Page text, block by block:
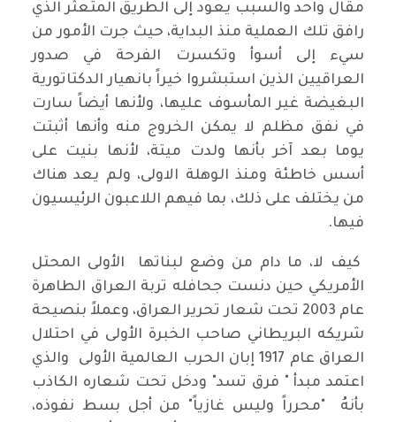
مقال واحد والسبب يعود إلى الطريق المتعثر الذي
رافق تلك العملية منذ البداية، حيث جرت الأمور من
سيء إلى أسوأ وتكسرت الفرحة في صدور
العراقيين الذين استبشروا خيراً بانهيار الدكتاتورية
البغيضة غير المأسوف عليها، ولأنها أيضاً سارت
في نفق مظلم لا يمكن الخروج منه وأنها أثبتت
يوما بعد آخر بأنها ولدت ميتة، لأنها بنيت على
أسس خاطئة ومنذ الوهلة الاولى، ولم يعد هناك
من يختلف على ذلك، بما فيهم اللاعبون الرئيسيون
فيها.
كيف لا، ما دام من وضع لبناتها الأولى المحتل
الأمريكي حين دنست جحافله تربة العراق الطاهرة
عام 2003 تحت شعار تحرير العراق، وعملاً بنصيحة
شريكه البريطاني صاحب الخبرة الأولى في احتلال
العراق عام 1917 إبان الحرب العالمية الأولى والذي
اعتمد مبدأ " فرق تسد" ودخل تحت شعاره الكاذب
بأنهُ "محرراً وليس غازياً" من أجل بسط نفوذه،